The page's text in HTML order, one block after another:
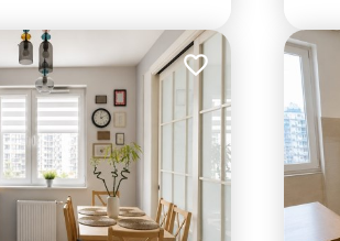
Dodaj do ulubionych